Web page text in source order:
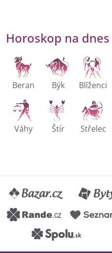
Horoskop na dnes
Beran Býk Blíženci
Váhy Štír Střelec